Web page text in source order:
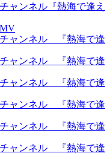
ャンネル『熱海で逢え
ャンネル 『熱海で逢
ャンネル 『熱海で逢
ャンネル 『熱海で逢
ャンネル 『熱海で逢
ャンネル 『熱海で逢
ャンネル 『熱海で逢